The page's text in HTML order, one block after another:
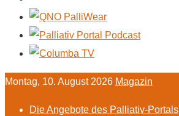
Montag, 10. August 2026 Magazin
Die Angebote des Palliativ-Portals